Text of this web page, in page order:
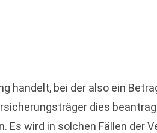
handelt, bei der also ein
dies
wird in solchen Fällen der